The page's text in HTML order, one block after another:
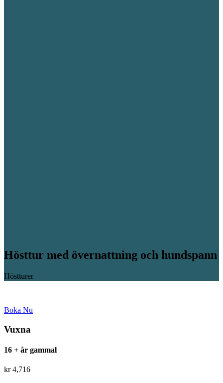
Hösttur med övernattning och hundspann
Höstturer
Boka Nu
Vuxna
16 + år gammal
kr 4,716